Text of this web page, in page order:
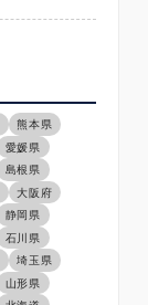
熊本県
愛媛県
島根県
大阪府
静岡県
石川県
埼玉県
山形県